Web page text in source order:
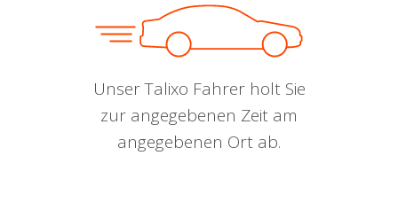
Unser Talixo Fahrer holt Sie
zur angegebenen Zeit am
angegebenen Ort ab.